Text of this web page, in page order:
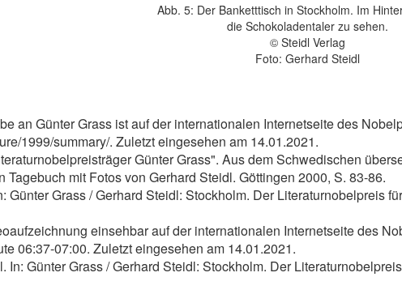
Abb. 5: Der Banketttisch in Stockholm. Im
die Schokoladentaler zu sehen.
© Steidl Verlag
Foto: Gerhard Steidl
an Günter Grass ist auf der internationalen Internetseite des
1999/summary/. Zuletzt eingesehen am 14.01.2021.
Günter Grass". Aus dem Schwedischen
Tagebuch mit Fotos von Gerhard Steidl. Göttingen 2000, S. 83-86.
Grass / Gerhard Steidl: Stockholm. Der Literaturnobelpreis
einsehbar auf der internationalen Internetseite des
06:37-07:00. Zuletzt eingesehen am 14.01.2021.
Günter Grass / Gerhard Steidl: Stockholm. Der